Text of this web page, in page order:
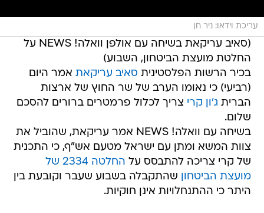
עריכת וידאו: ניר חן
(סאיב עריקאת בשיחה עם אולפן וואלה! NEWS על
החלטת מועצת הביטחון, השבוע)
בכיר הרשות הפלסטינית סאיב עריקאת אמר היום
(רביעי) כי נאומו הערב של שר החוץ של ארצות
הברית ג'ון קרי צריך לכלול פרמטרים ברורים להסכם
שלום.
בשיחה עם וואלה! NEWS אמר עריקאת, שהוביל את
צוות המשא ומתן עם ישראל מטעם אש"ף, כי התכנית
של קרי צריכה להתבסס על
החלטה 2334 של
מועצת הביטחון שהתקבלה בשבוע שעבר וקובעת בין
היתר כי ההתנחלויות אינן חוקיות.